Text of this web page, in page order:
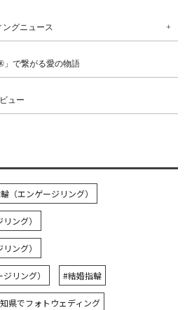
7777-7370
〜19:00/火曜日定休
|会社概要|採用情報
|プライバシーポリシー
ングニュース +
」で繋がる愛の物語
ュー
（エンゲージリング）
ング）
ング）
リング） #結婚指輪
県でフォトウェディング